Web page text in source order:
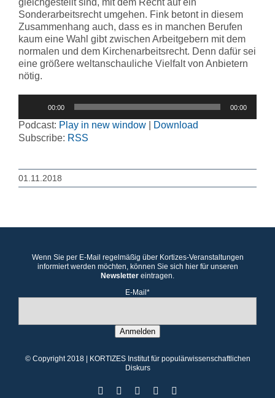
gleichgestellt sind, mit dem Recht auf ein
Sonderarbeitsrecht umgehen. Fink betont in diesem
Zusammenhang auch, dass es in manchen Berufen
kaum eine Wahl gibt zwischen Arbeitgebern mit dem
normalen und dem Kirchenarbeitsrecht. Denn dafür sei
eine größere weltanschauliche Vielfalt von Anbietern
nötig.
00:00 00:00
Podcast: Play in new window
Download
Subscribe: RSS
01.11.2018
Wenn Sie per E-Mail regelmäßig über Kortizes-Veranstaltungen
informiert werden möchten, können Sie sich hier für unseren
Newsletter eintragen.
E-Mail*
Anmelden
© Copyright 2018 | KORTIZES Institut für populärwissenschaftlichen
Diskurs
Facebook InstagramYouTube